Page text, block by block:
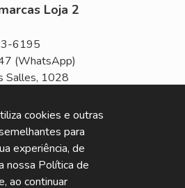
Loja 2
6195
(WhatsApp)
Salles, 1028
Sex
das 8h às 18h
8h às 14h
cookies e outras
para
experiência, de
nossa Política de
ao continuar